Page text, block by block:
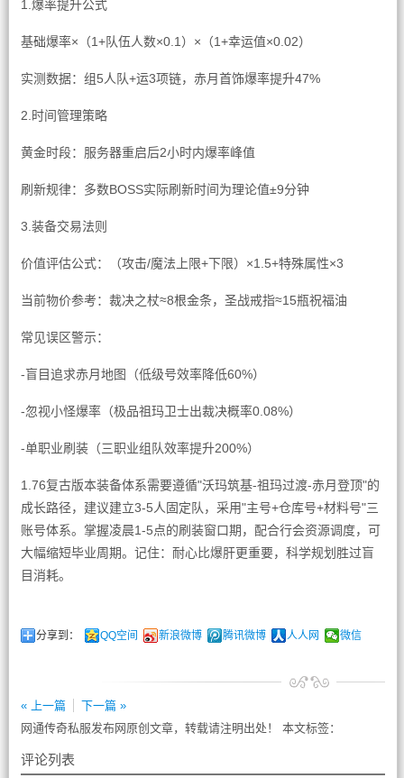
1.爆率提升公式
基础爆率×（1+队伍人数×0.1）×（1+幸运值×0.02）
实测数据：组5人队+运3项链，赤月首饰爆率提升47%
2.时间管理策略
黄金时段：服务器重启后2小时内爆率峰值
刷新规律：多数BOSS实际刷新时间为理论值±9分钟
3.装备交易法则
价值评估公式：（攻击/魔法上限+下限）×1.5+特殊属性×3
当前物价参考：裁决之杖≈8根金条，圣战戒指≈15瓶祝福油
常见误区警示：
-盲目追求赤月地图（低级号效率降低60%）
-忽视小怪爆率（极品祖玛卫士出裁决概率0.08%）
-单职业刷装（三职业组队效率提升200%）
1.76复古版本装备体系需要遵循"沃玛筑基-祖玛过渡-赤月登顶"的
成长路径，建议建立3-5人固定队，采用"主号+仓库号+材料号"三
账号体系。掌握凌晨1-5点的刷装窗口期，配合行会资源调度，可
大幅缩短毕业周期。记住：耐心比爆肝更重要，科学规划胜过盲
目消耗。
分享到： QQ空间 新浪微博 腾讯微博 人人网 微信
« 上一篇
下一篇 »
网通传奇私服发布网原创文章，转载请注明出处！ 本文标签：
评论列表